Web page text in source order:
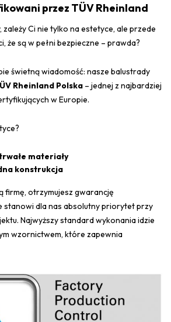
przez TÜV Rheinland
Ci nie tylko na estetyce, ale przede
że są w pełni bezpieczne – prawda?
świetną wiadomość: nasze balustrady
Rheinland Polska – jednej z najbardziej
w Europie.
materiały
konstrukcja
firmę, otrzymujesz gwarancję
stanowi dla nas absolutny priorytet przy
Najwyższy standard wykonania idzie
wzornictwem, które zapewnia